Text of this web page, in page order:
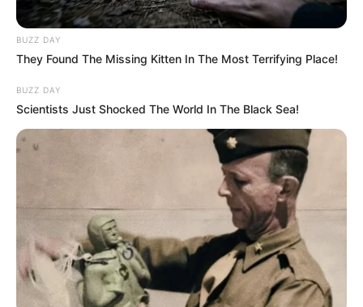
BUZZ DAY
They Found The Missing Kitten In The Most Terrifying Place!
BUZZ DAY
Scientists Just Shocked The World In The Black Sea!